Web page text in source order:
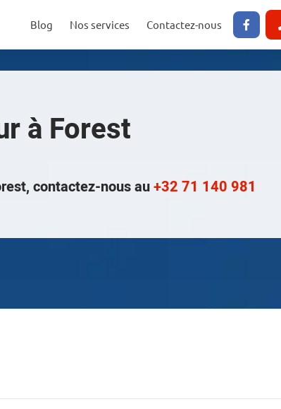
Blog Nos services Contactez-nous
à Forest
contactez-nous au+32 71 140 981